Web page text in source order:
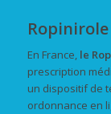
En France, le
prescription
un dispositif de
ordonnance en